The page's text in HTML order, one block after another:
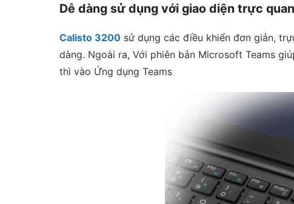
Dễ dàng sử dụng với giao diện trực quan
Calisto 3200 sử dụng các điều khiển đơn giản,
dàng. Ngoài ra, Với phiên bản Microsoft Teams
thì vào Ứng dụng Teams